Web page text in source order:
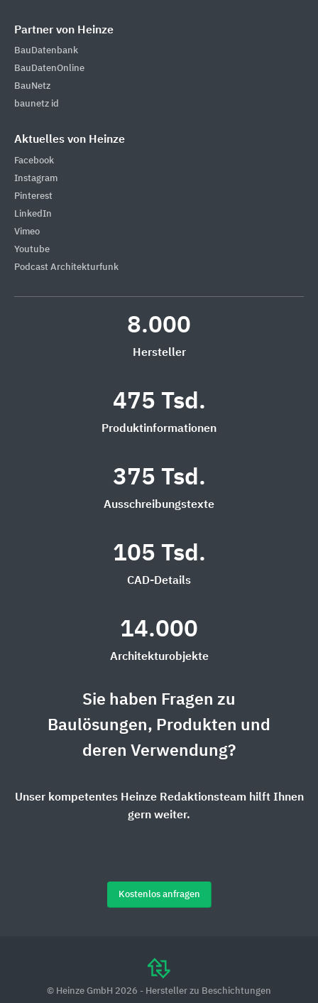
Partner von Heinze
BauDatenbank
BauDatenOnline
BauNetz
baunetz id
Aktuelles von Heinze
Facebook
Instagram
Pinterest
LinkedIn
Vimeo
Youtube
Podcast Architekturfunk
8.000
Hersteller
475 Tsd.
Produktinformationen
375 Tsd.
Ausschreibungstexte
105 Tsd.
CAD-Details
14.000
Architekturobjekte
Sie haben Fragen zu
Baulösungen, Produkten und
deren Verwendung?
Unser kompetentes Heinze Redaktionsteam hilft Ihnen
gern weiter.
Kostenlos anfragen
© Heinze GmbH 2026 - Hersteller zu Beschichtungen